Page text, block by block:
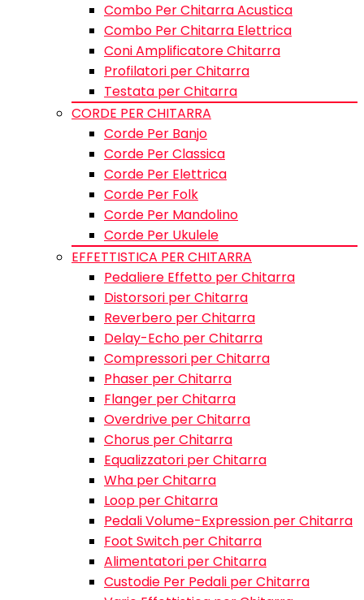
Combo Per Chitarra Acustica
Combo Per Chitarra Elettrica
Coni Amplificatore Chitarra
Profilatori per Chitarra
Testata per Chitarra
CORDE PER CHITARRA
Corde Per Banjo
Corde Per Classica
Corde Per Elettrica
Corde Per Folk
Corde Per Mandolino
Corde Per Ukulele
EFFETTISTICA PER CHITARRA
Pedaliere Effetto per Chitarra
Distorsori per Chitarra
Reverbero per Chitarra
Delay-Echo per Chitarra
Compressori per Chitarra
Phaser per Chitarra
Flanger per Chitarra
Overdrive per Chitarra
Chorus per Chitarra
Equalizzatori per Chitarra
Wha per Chitarra
Loop per Chitarra
Pedali Volume-Expression per Chitarra
Foot Switch per Chitarra
Alimentatori per Chitarra
Custodie Per Pedali per Chitarra